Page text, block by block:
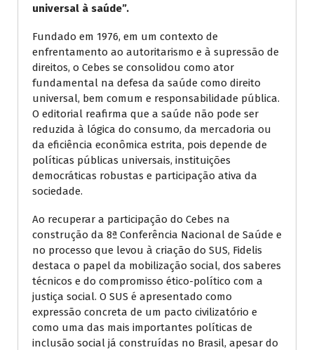
universal à saúde”.
Fundado em 1976, em um contexto de
enfrentamento ao autoritarismo e à supressão de
direitos, o Cebes se consolidou como ator
fundamental na defesa da saúde como direito
universal, bem comum e responsabilidade pública.
O editorial reafirma que a saúde não pode ser
reduzida à lógica do consumo, da mercadoria ou
da eficiência econômica estrita, pois depende de
políticas públicas universais, instituições
democráticas robustas e participação ativa da
sociedade.
Ao recuperar a participação do Cebes na
construção da 8ª Conferência Nacional de Saúde e
no processo que levou à criação do SUS, Fidelis
destaca o papel da mobilização social, dos saberes
técnicos e do compromisso ético-político com a
justiça social. O SUS é apresentado como
expressão concreta de um pacto civilizatório e
como uma das mais importantes políticas de
inclusão social já construídas no Brasil, apesar do